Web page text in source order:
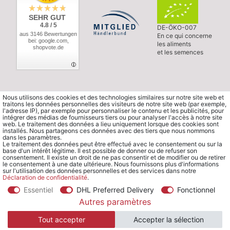
SEHR GUT
4.8 / 5
aus 3146 Bewertungen
bei: google.com,
shopvote.de
DE-ÖKO-007
En ce qui concerne
les aliments
et les semences
© Copyright 2026 Waldorfshop Tous droits réservés.
*Commander en France à partir de 99 € sans frais de port
Nous utilisons des cookies et des technologies similaires sur notre site web et
traitons les données personnelles des visiteurs de notre site web (par exemple,
l'adresse IP), par exemple pour personnaliser le contenu et les publicités, pour
intégrer des médias de fournisseurs tiers ou pour analyser l'accès à notre site
web. Le traitement des données a lieu uniquement lorsque des cookies sont
installés. Nous partageons ces données avec des tiers que nous nommons
dans les paramètres.
Le traitement des données peut être effectué avec le consentement ou sur la
base d'un intérêt légitime. Il est possible de donner ou de refuser son
consentement. Il existe un droit de ne pas consentir et de modifier ou de retirer
le consentement à une date ultérieure. Nous fournissons plus d'informations
sur l'utilisation des données personnelles et des services dans notre
Déclaration de confidentialité.
Essentiel DHL Preferred Delivery Fonctionnel
Autres paramètres
Tout accepter Accepter la sélection